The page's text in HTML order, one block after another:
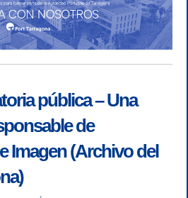
pública – Una
de
Imagen (Archivo del